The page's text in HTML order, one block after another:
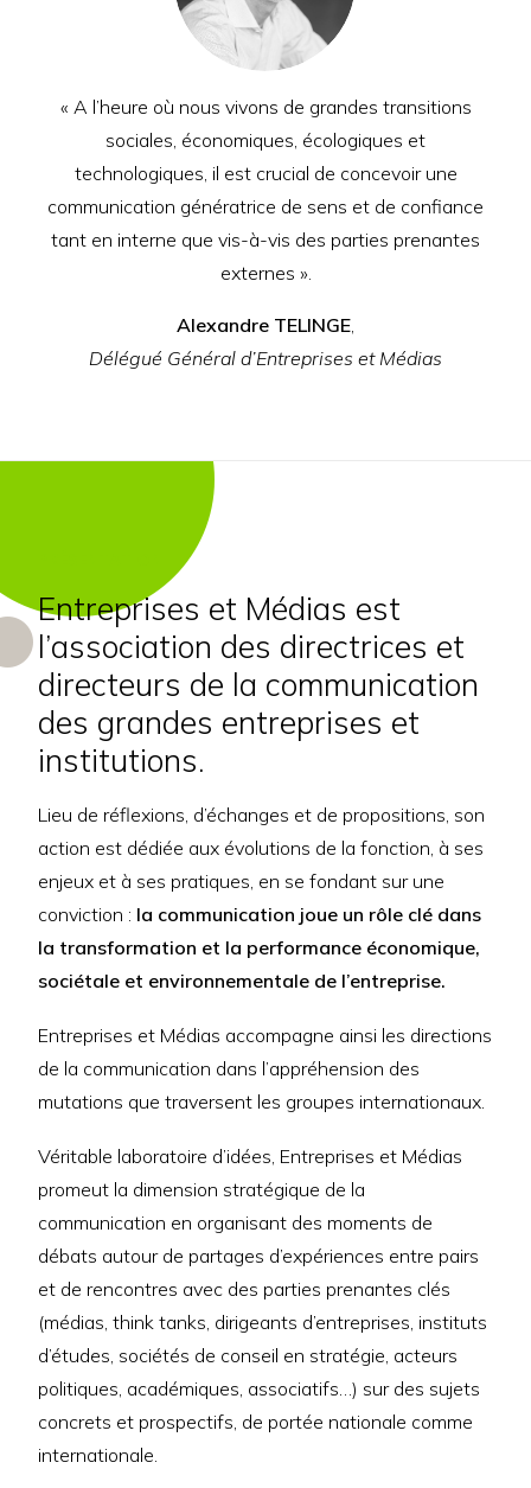
« A l’heure où nous vivons de grandes transitions
sociales, économiques, écologiques et
technologiques, il est crucial de concevoir une
communication génératrice de sens et de confiance
tant en interne que vis-à-vis des parties prenantes
externes ».
Alexandre TELINGE,
Délégué Général d’Entreprises et Médias
Entreprises et Médias est
l’association des directrices et
directeurs de la communication
des grandes entreprises et
institutions.
Lieu de réflexions, d’échanges et de propositions, son
action est dédiée aux évolutions de la fonction, à ses
enjeux et à ses pratiques, en se fondant sur une
conviction : la communication joue un rôle clé dans
la transformation et la performance économique,
sociétale et environnementale de l’entreprise.
Entreprises et Médias accompagne ainsi les directions
de la communication dans l’appréhension des
mutations que traversent les groupes internationaux.
Véritable laboratoire d’idées, Entreprises et Médias
promeut la dimension stratégique de la
communication en organisant des moments de
débats autour de partages d’expériences entre pairs
et de rencontres avec des parties prenantes clés
(médias, think tanks, dirigeants d’entreprises, instituts
d’études, sociétés de conseil en stratégie, acteurs
politiques, académiques, associatifs…) sur des sujets
concrets et prospectifs, de portée nationale comme
internationale.